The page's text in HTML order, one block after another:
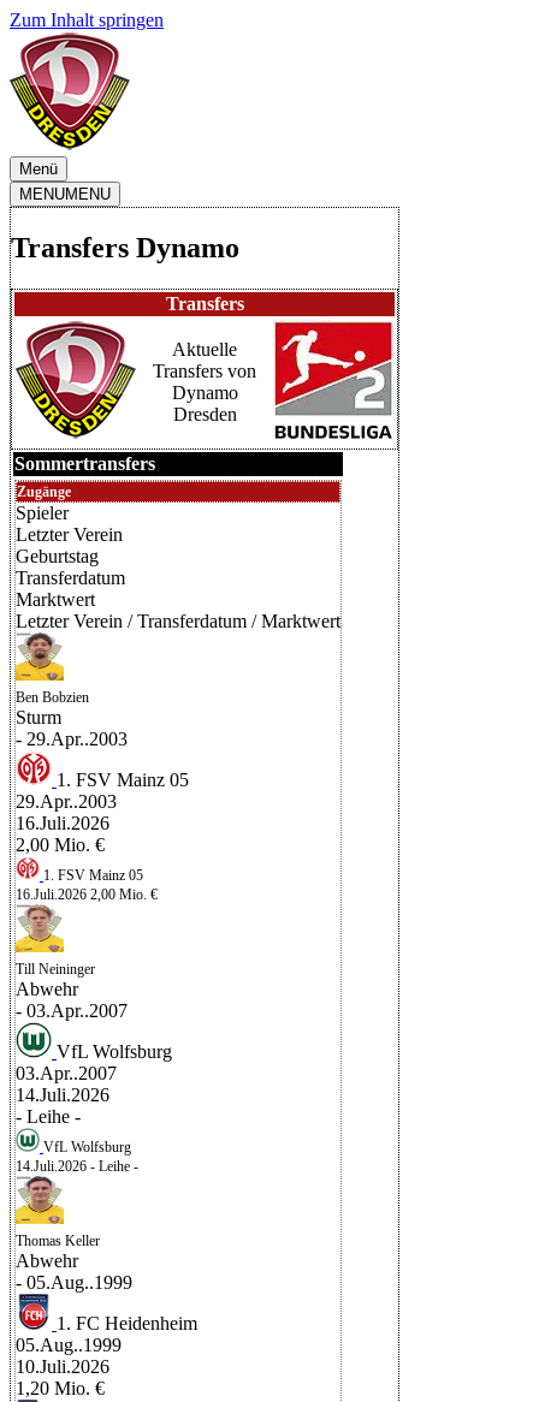
Zum Inhalt springen
Menü
MENUMENU
Transfers Dynamo
Transfers
Aktuelle
Transfers von
Dynamo
Dresden
Sommertransfers
Zugänge
Spieler
Letzter Verein
Geburtstag
Transferdatum
Marktwert
Letzter Verein / Transferdatum / Marktwert
Ben Bobzien
Sturm
- 29.Apr..2003
1. FSV Mainz 05
29.Apr..2003
16.Juli.2026
2,00 Mio. €
1. FSV Mainz 05
16.Juli.2026 2,00 Mio. €
Till Neininger
Abwehr
- 03.Apr..2007
VfL Wolfsburg
03.Apr..2007
14.Juli.2026
- Leihe -
VfL Wolfsburg
14.Juli.2026 - Leihe -
Thomas Keller
Abwehr
- 05.Aug..1999
1. FC Heidenheim
05.Aug..1999
10.Juli.2026
1,20 Mio. €